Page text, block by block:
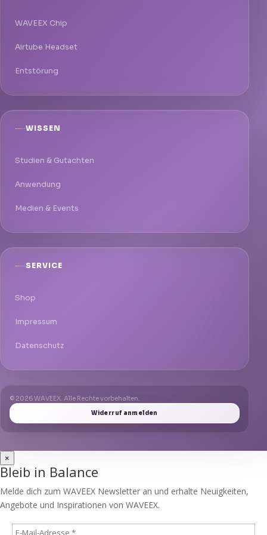
WAVEEX Chip
Airtube Headset
Entstörung
WISSEN
Studien & Gutachten
Anwendung
Medien & Events
SERVICE
Shop
Impressum
Datenschutz
© 2026 WAVEEX. Alle Rechte vorbehalten.
Widerruf anmelden
×
Bleib in Balance
Melde dich zum WAVEEX Newsletter an und erhalte Neuigkeiten,
Angebote und Inspirationen von WAVEEX.